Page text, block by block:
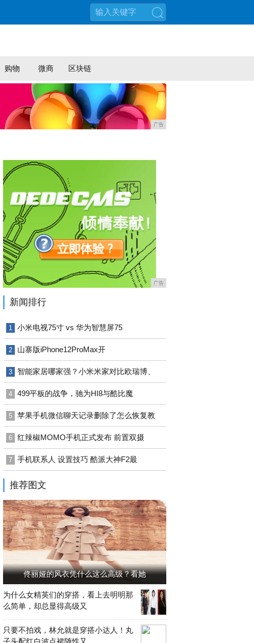
购物 微商 区块链
广告
广告
新闻排行
1 小米电视75寸 vs 华为智慧屏75
2 山寨版iPhone12ProMax开
3 智能家居哪家强？小米米家对比欧瑞博、
4 499平板的战争，驰为HI8与酷比魔
5 苹果手机微信聊天记录删除了怎么恢复教
6 红辣椒MOMO手机正式发布 前置双摄
7 手机联系人 设置技巧 酷派大神F2最
推荐图文
佟丽娅的风衣凭什么这么高级？看她
为什么女精英们的穿搭，看上去明明那
么简单，却总显得高级又
只要不拍戏，林允就是穿搭小达人！丸
子头配红白波点裙随性又